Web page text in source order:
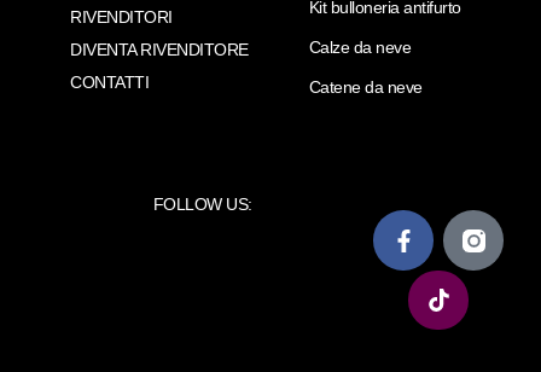
RIVENDITORI
DIVENTA RIVENDITORE
CONTATTI
Kit bulloneria antifurto
Calze da neve
Catene da neve
FOLLOW US: